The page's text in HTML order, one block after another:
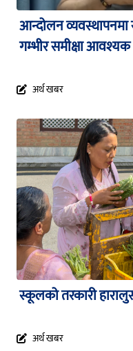
आन्दोलन व्यवस्थापनमा
गम्भीर समीक्षा
अर्थ खबर
स्कूलको तरकारी
अर्थ खबर